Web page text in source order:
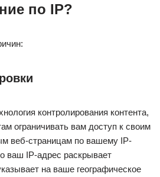
по IP?
контролирования контента,
ограничивать вам доступ к своим
веб-страницам по вашему IP-
ваш IP-адрес раскрывает
на ваше географическое